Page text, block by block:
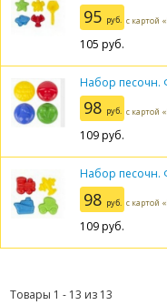
95 руб. с картой
105 руб.
Набор песочн.
98 руб. с картой
109руб.
Набор песочн.
98 руб. с картой
109руб.
Товары 1 - 13 из 13